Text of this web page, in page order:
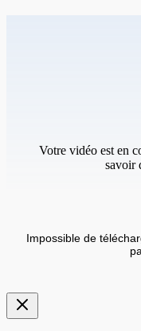
Votre vidéo est en
savoir
Impossible de